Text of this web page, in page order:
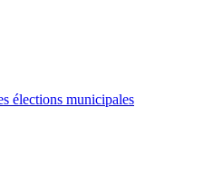
élections municipales